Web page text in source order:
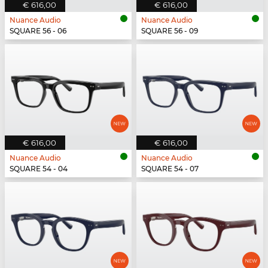
€ 616,00
Nuance Audio
SQUARE 56 - 06
€ 616,00
Nuance Audio
SQUARE 56 - 09
€ 616,00
Nuance Audio
SQUARE 54 - 04
€ 616,00
Nuance Audio
SQUARE 54 - 07